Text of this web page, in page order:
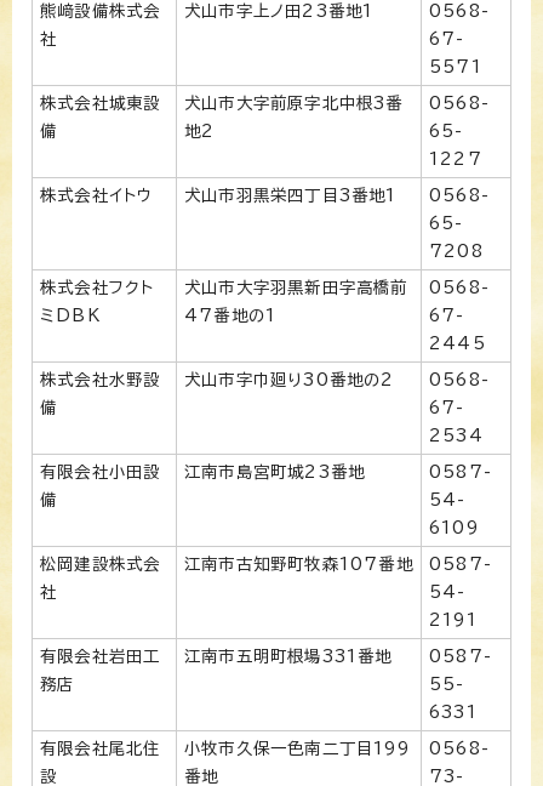
熊﨑設備株式会
社
犬山市字上ノ田23番地1
0568-
67-
5571
株式会社城東設
備
犬山市大字前原字北中根3番
地2
0568-
65-
1227
株式会社イトウ 犬山市羽黒栄四丁目3番地1
0568-
65-
7208
株式会社フクト
ミDBK
犬山市大字羽黒新田字高橋前
47番地の1
0568-
67-
2445
株式会社水野設
備
犬山市字巾廻り30番地の2
0568-
67-
2534
有限会社小田設
備
江南市島宮町城23番地
0587-
54-
6109
松岡建設株式会
社
江南市古知野町牧森107番地
0587-
54-
2191
有限会社岩田工
務店
江南市五明町根場331番地
0587-
55-
6331
有限会社尾北住
設
小牧市久保一色南二丁目199
番地
0568-
73-